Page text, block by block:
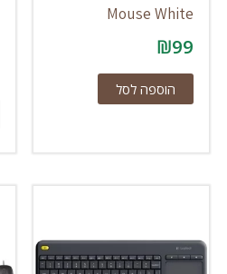
Mouse White
₪99
הוספה לסל